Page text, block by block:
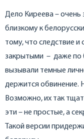
Дело Киреева – очень
близкому к
тому, что следствие
закрытыми – даже по
вызывали темные
держится обвинение.
Возможно, их так
эти – не простые, а
Такой версии